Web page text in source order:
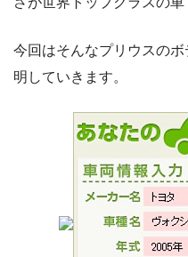
今回はそんなプリウスの
明していきます。